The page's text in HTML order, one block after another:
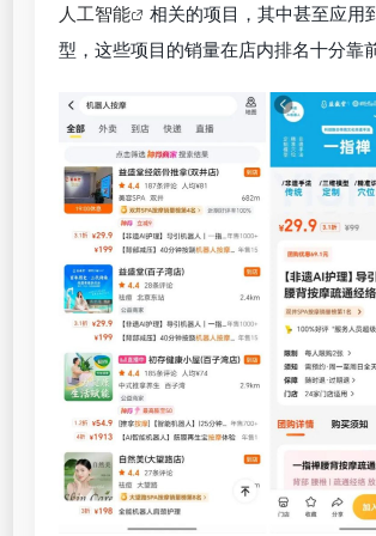
人工智能
相关的项目，其中甚至应用
型，这些项目的销量在店内排名十分靠前